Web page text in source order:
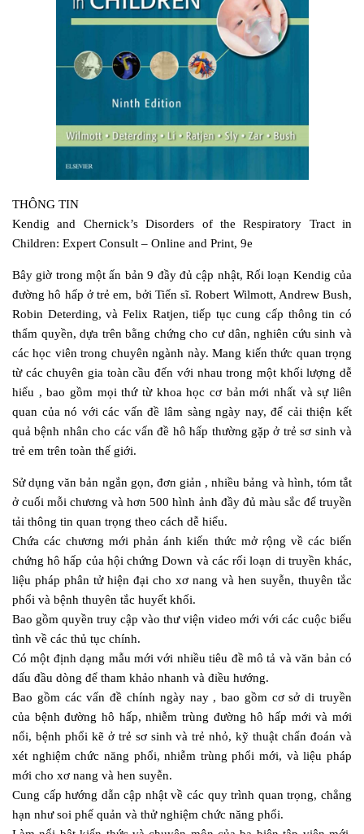
THÔNG TIN
Kendig and Chernick’s Disorders of the Respiratory Tract in
Children: Expert Consult – Online and Print, 9e
Bây giờ trong một ấn bản 9 đầy đủ cập nhật, Rối loạn Kendig của
đường hô hấp ở trẻ em, bởi Tiến sĩ. Robert Wilmott, Andrew Bush,
Robin Deterding, và Felix Ratjen, tiếp tục cung cấp thông tin có
thẩm quyền, dựa trên bằng chứng cho cư dân, nghiên cứu sinh và
các học viên trong chuyên ngành này. Mang kiến thức quan trọng
từ các chuyên gia toàn cầu đến với nhau trong một khối lượng dễ
hiểu , bao gồm mọi thứ từ khoa học cơ bản mới nhất và sự liên
quan của nó với các vấn đề lâm sàng ngày nay, để cải thiện kết
quả bệnh nhân cho các vấn đề hô hấp thường gặp ở trẻ sơ sinh và
trẻ em trên toàn thế giới.
Sử dụng văn bản ngắn gọn, đơn giản , nhiều bảng và hình, tóm tắt
ở cuối mỗi chương và hơn 500 hình ảnh đầy đủ màu sắc để truyền
tải thông tin quan trọng theo cách dễ hiểu.
Chứa các chương mới phản ánh kiến ​​thức mở rộng về các biến
chứng hô hấp của hội chứng Down và các rối loạn di truyền khác,
liệu pháp phân tử hiện đại cho xơ nang và hen suyễn, thuyên tắc
phổi và bệnh thuyên tắc huyết khối.
Bao gồm quyền truy cập vào thư viện video mới với các cuộc biểu
tình về các thủ tục chính.
Có một định dạng mẫu mới với nhiều tiêu đề mô tả và văn bản có
dấu đầu dòng để tham khảo nhanh và điều hướng.
Bao gồm các vấn đề chính ngày nay , bao gồm cơ sở di truyền
của bệnh đường hô hấp, nhiễm trùng đường hô hấp mới và mới
nổi, bệnh phổi kẽ ở trẻ sơ sinh và trẻ nhỏ, kỹ thuật chẩn đoán và
xét nghiệm chức năng phổi, nhiễm trùng phổi mới, và liệu pháp
mới cho xơ nang và hen suyễn.
Cung cấp hướng dẫn cập nhật về các quy trình quan trọng, chẳng
hạn như soi phế quản và thử nghiệm chức năng phổi.